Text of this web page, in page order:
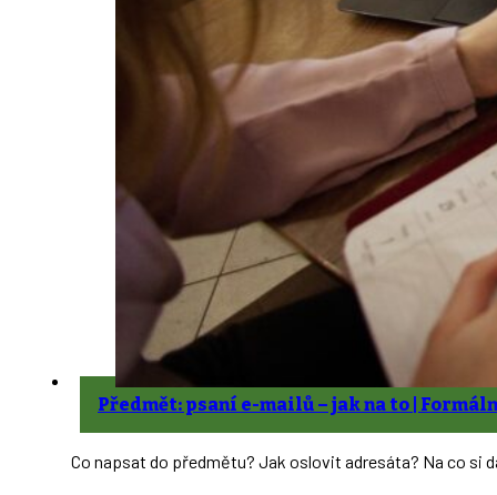
Předmět: psaní e-mailů – jak na to |
Co napsat do předmětu? Jak oslovit adresáta? Na co si